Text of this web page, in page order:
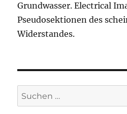
Grundwasser. Electrical
Pseudosektionen des
Widerstandes.
Suchen
nach: